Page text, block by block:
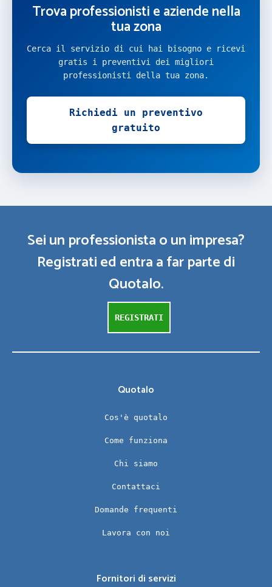
Trova professionisti e aziende nella
tua zona
Cerca il servizio di cui hai bisogno e ricevi
gratis i preventivi dei migliori
professionisti della tua zona.
Richiedi un preventivo
gratuito
Sei un professionista o un impresa?
Registrati ed entra a far parte di
Quotalo.
REGISTRATI
Quotalo
Cos'è quotalo
Come funziona
Chi siamo
Contattaci
Domande frequenti
Lavora con noi
Fornitori di servizi